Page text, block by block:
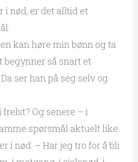
i nød, er det alltid et
kan høre min bønn og ta
begynner så snart et
ser han på seg selv og
Og senere – i
spørsmål aktuelt like
i nød: – Har jeg tro for å bli